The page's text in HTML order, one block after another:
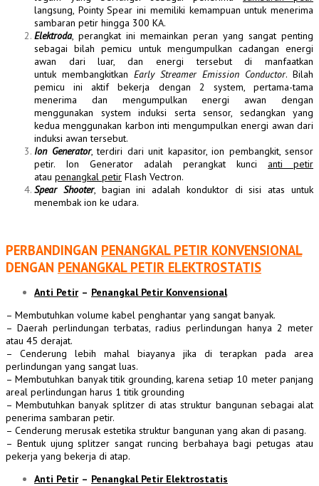
langsung, Pointy Spear ini memiliki kemampuan untuk menerima
sambaran petir hingga 300 KA.
Elektroda, perangkat ini memainkan peran yang sangat penting
sebagai bilah pemicu untuk mengumpulkan cadangan energi
awan dari luar, dan energi tersebut di manfaatkan
untuk membangkitkan Early Streamer Emission Conductor. Bilah
pemicu ini aktif bekerja dengan 2 system, pertama-tama
menerima dan mengumpulkan energi awan dengan
menggunakan system induksi serta sensor, sedangkan yang
kedua menggunakan karbon inti mengumpulkan energi awan dari
induksi awan tersebut.
Ion Generator, terdiri dari unit kapasitor, ion pembangkit, sensor
petir. Ion Generator adalah perangkat kunci anti petir
atau penangkal petir Flash Vectron.
Spear Shooter, bagian ini adalah konduktor di sisi atas untuk
menembak ion ke udara.
PERBANDINGAN PENANGKAL PETIR KONVENSIONAL
DENGAN PENANGKAL PETIR ELEKTROSTATIS
Anti Petir – Penangkal Petir Konvensional
– Membutuhkan volume kabel penghantar yang sangat banyak.
– Daerah perlindungan terbatas, radius perlindungan hanya 2 meter
atau 45 derajat.
– Cenderung lebih mahal biayanya jika di terapkan pada area
perlindungan yang sangat luas.
– Membutuhkan banyak titik grounding, karena setiap 10 meter panjang
areal perlindungan harus 1 titik grounding
– Membutuhkan banyak splitzer di atas struktur bangunan sebagai alat
penerima sambaran petir.
– Cenderung merusak estetika struktur bangunan yang akan di pasang.
– Bentuk ujung splitzer sangat runcing berbahaya bagi petugas atau
pekerja yang bekerja di atap.
Anti Petir – Penangkal Petir Elektrostatis